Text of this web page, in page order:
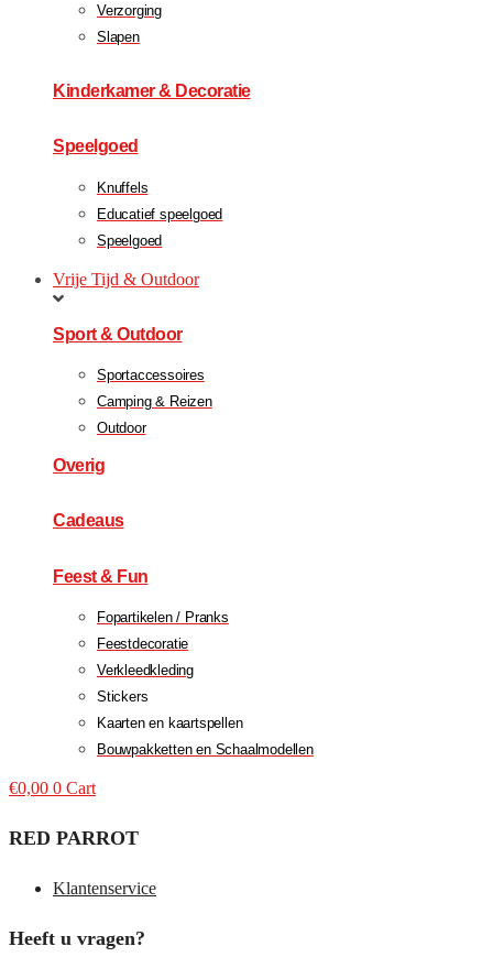
Verzorging
Slapen
Kinderkamer & Decoratie
Speelgoed
Knuffels
Educatief speelgoed
Speelgoed
Vrije Tijd & Outdoor
Sport & Outdoor
Sportaccessoires
Camping & Reizen
Outdoor
Overig
Cadeaus
Feest & Fun
Fopartikelen / Pranks
Feestdecoratie
Verkleedkleding
Stickers
Kaarten en kaartspellen
Bouwpakketten en Schaalmodellen
€0,00 0 Cart
RED PARROT
Klantenservice
Heeft u vragen?